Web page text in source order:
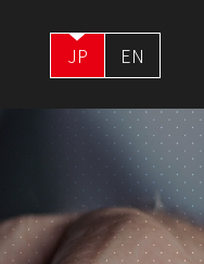
JP EN